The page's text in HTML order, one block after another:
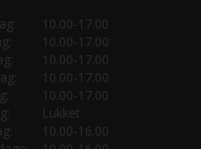
10.00-17.00
10.00-17.00
10.00-17.00
10.00-17.00
10.00-17.00
Lukket
10.00-16.00